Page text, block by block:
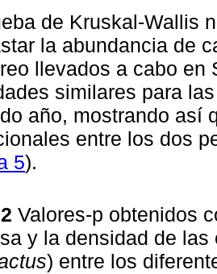
de Kruskal-Wallis
la abundancia de
llevados a cabo en
similares para
año, mostrando así
entre los dos
5).
Valores-p obtenidos
y la densidad de las
) entre los